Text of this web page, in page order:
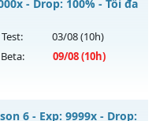
- Drop: 100% - Tối đa
03/08(10h)
09/08(10h)
và wing 3
6 - Exp: 9999x - Drop: